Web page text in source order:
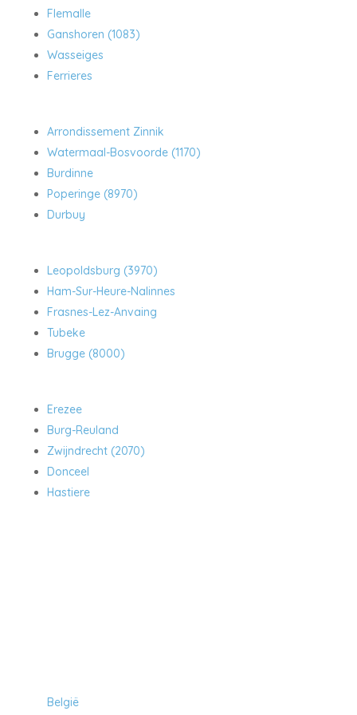
Flemalle
Ganshoren (1083)
Wasseiges
Ferrieres
Arrondissement Zinnik
Watermaal-Bosvoorde (1170)
Burdinne
Poperinge (8970)
Durbuy
Leopoldsburg (3970)
Ham-Sur-Heure-Nalinnes
Frasnes-Lez-Anvaing
Tubeke
Brugge (8000)
Erezee
Burg-Reuland
Zwijndrecht (2070)
Donceel
Hastiere
België